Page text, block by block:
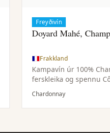
Freyðivín
Doyard Mahé,
Frakkland
Kampavín úr 100%
ferskleika og spennu
Premier Cru-
lágmarks sykurbæting
hreinleika. Jafnvægi
Chardonnay